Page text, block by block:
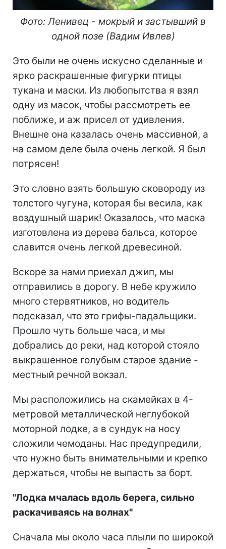
Фото: Ленивец - мокрый и застывший в
одной позе (Вадим Ивлев)
Это были не очень искусно сделанные и
ярко раскрашенные фигурки птицы
тукана и маски. Из любопытства я взял
одну из масок, чтобы рассмотреть ее
поближе, и аж присел от удивления.
Внешне она казалась очень массивной, а
на самом деле была очень легкой. Я был
потрясен!
Это словно взять большую сковороду из
толстого чугуна, которая бы весила, как
воздушный шарик! Оказалось, что маска
изготовлена из дерева бальса, которое
славится очень легкой древесиной.
Вскоре за нами приехал джип, мы
отправились в дорогу. В небе кружило
много стервятников, но водитель
подсказал, что это грифы-падальщики.
Прошло чуть больше часа, и мы
добрались до реки, над которой стояло
выкрашенное голубым старое здание -
местный речной вокзал.
Мы расположились на скамейках в 4-
метровой металлической неглубокой
моторной лодке, а в сундук на носу
сложили чемоданы. Нас предупредили,
что нужно быть внимательными и крепко
держаться, чтобы не выпасть за борт.
"Лодка мчалась вдоль берега, сильно
раскачиваясь на волнах"
Сначала мы около часа плыли по широкой